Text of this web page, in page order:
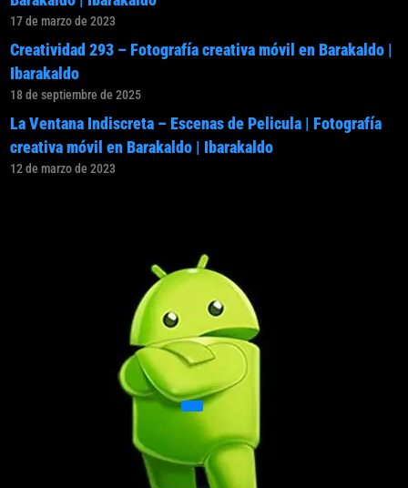
17 de marzo de 2023
Creatividad 293 – Fotografía creativa móvil en Barakaldo |
Ibarakaldo
18 de septiembre de 2025
La Ventana Indiscreta – Escenas de Pelicula | Fotografía
creativa móvil en Barakaldo | Ibarakaldo
12 de marzo de 2023